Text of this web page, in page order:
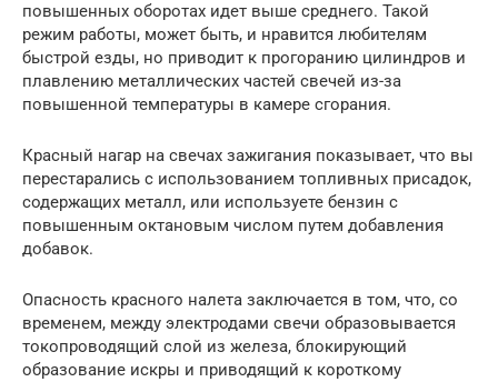
повышенных оборотах идет выше среднего. Такой
режим работы, может быть, и нравится любителям
быстрой езды, но приводит к прогоранию цилиндров и
плавлению металлических частей свечей из-за
повышенной температуры в камере сгорания.
Красный нагар на свечах зажигания показывает, что вы
перестарались с использованием топливных присадок,
содержащих металл, или используете бензин с
повышенным октановым числом путем добавления
добавок.
Опасность красного налета заключается в том, что, со
временем, между электродами свечи образовывается
токопроводящий слой из железа, блокирующий
образование искры и приводящий к короткому